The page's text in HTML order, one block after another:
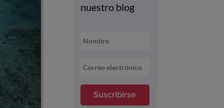
nuestro blog
Suscribirse